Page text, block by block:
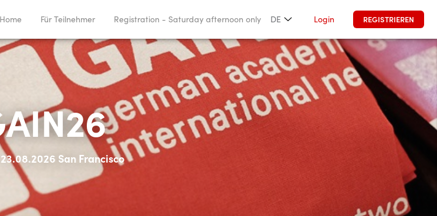
Home Für Teilnehmer Registration - Saturday afternoon only DE Login REGISTRIEREN
San Francisco